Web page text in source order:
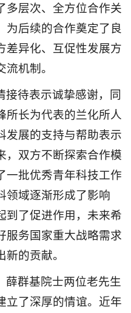
多层次、全方位合作关
为后续的合作奠定了良
差异化、互促性发展方
机制。
接待表示诚挚感谢，同
所长为代表的兰化所人
发展的支持与帮助表示
，双方不断探索合作模
一批优秀青年科技工作
领域逐渐形成了影响
到了促进作用，未来希
服务国家重大战略需求
的贡献。
薛群基院士两位老先生
立了深厚的情谊。近年